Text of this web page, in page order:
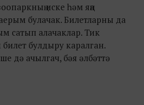
иске һәм яңа
булачак. Билетларны да
сатып алачаклар. Тик
булдыру каралган.
дә ачылгач, бәя әлбәттә